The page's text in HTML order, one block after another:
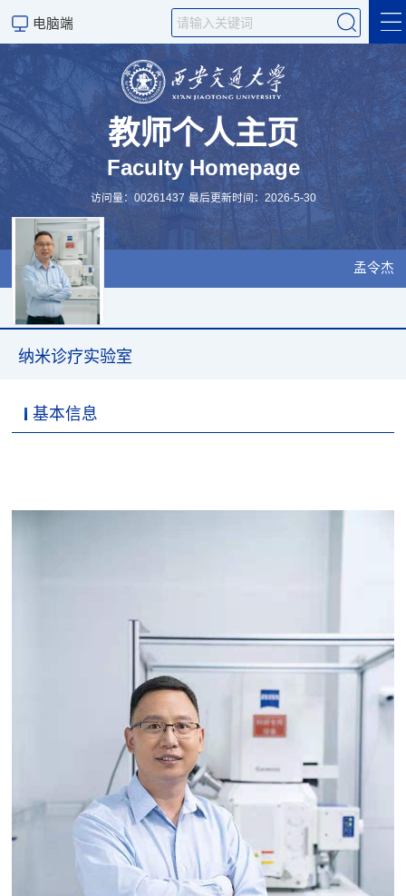
电脑端
纳米诊疗实验室
Theranostic Nanomaterial
Lab
Course
Patents
教师个人主页
Faculty Homepage
访问量：00261437 最后更新时间：2026-5-30
孟令杰
纳米诊疗实验室
基本信息